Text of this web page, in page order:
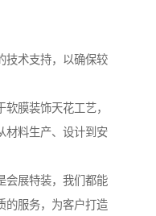
技术支持，以确保较
膜装饰天花工艺，
材料生产、设计到安
会展特装，我们都能
的服务，为客户打造